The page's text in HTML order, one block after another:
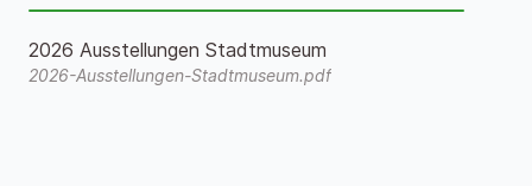
2026 Ausstellungen Stadtmuseum
2026-Ausstellungen-Stadtmuseum.pdf